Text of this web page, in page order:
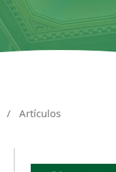
/ Artículos